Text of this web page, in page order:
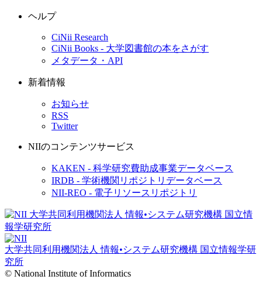
ヘルプ
CiNii Research
CiNii Books - 大学図書館の本をさがす
メタデータ・API
新着情報
お知らせ
RSS
Twitter
NIIのコンテンツサービス
KAKEN - 科学研究費助成事業データベース
IRDB - 学術機関リポジトリデータベース
NII-REO - 電子リソースリポジトリ
大学共同利用機関法人 情報•システム研究機構 国立情報学研
究所
© National Institute of Informatics